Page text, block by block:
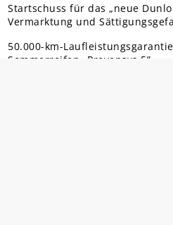
Startschuss für das „neue
Vermarktung und
50.000-km-
Sommerreifen „Prevensys 5”